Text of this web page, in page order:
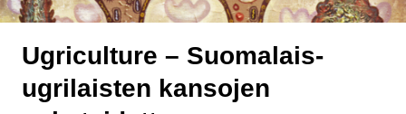
Ugriculture – Suomalais-
ugrilaisten kansojen